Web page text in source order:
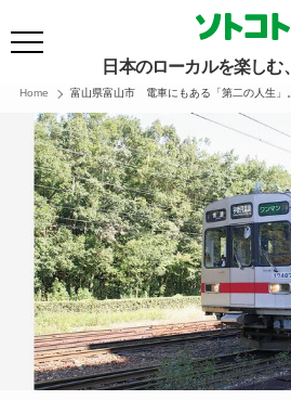
日本のローカルを楽しむ
Home 富山県富山市 電車にもある「第二の人生」。